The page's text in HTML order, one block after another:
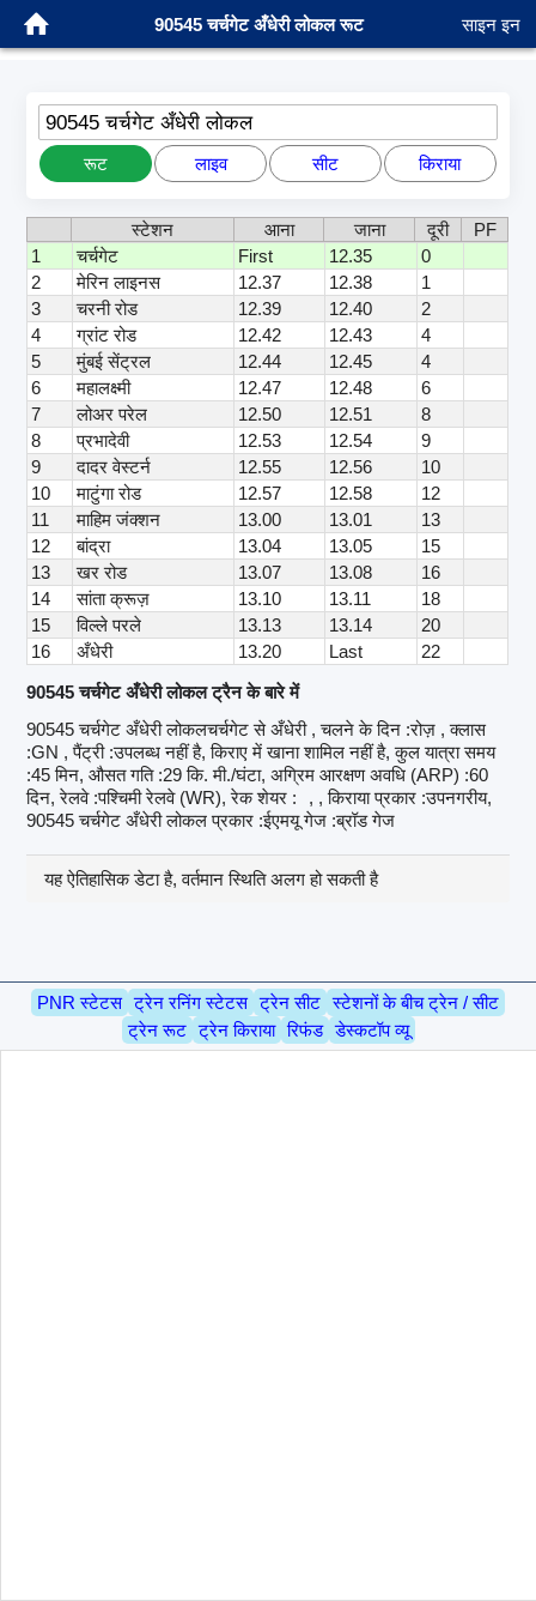
90545 चर्चगेट अँधेरी लोकल रूट साइन इन
90545 चर्चगेट अँधेरी लोकल
रूट लाइव सीट किराया
स्टेशन आना जाना दूरी
PF
1
चर्चगेट First 12.35
0
2
मेरिन लाइनस 12.37 12.38
1
3
चरनी रोड 12.39 12.40
2
4
ग्रांट रोड 12.42 12.43
4
5
मुंबई सेंट्रल 12.44 12.45
4
6
महालक्ष्मी 12.47 12.48
6
7
लोअर परेल 12.50 12.51
8
8
प्रभादेवी 12.53 12.54
9
9
दादर वेस्टर्न 12.55 12.56
10
10
माटुंगा रोड 12.57 12.58
12
11
माहिम जंक्शन 13.00 13.01
13
12
बांद्रा 13.04 13.05
15
13
खर रोड 13.07 13.08
16
14
सांता क्रूज़ 13.10 13.11
18
15
विल्ले परले 13.13 13.14
20
16
अँधेरी 13.20 Last
22
90545 चर्चगेट अँधेरी लोकल ट्रैन के बारे में
90545 चर्चगेट अँधेरी लोकलचर्चगेट से अँधेरी , चलने के दिन :रोज़ , क्लास
:GN , पैंट्री :उपलब्ध नहीं है, किराए में खाना शामिल नहीं है, कुल यात्रा समय
:45 मिन, औसत गति :29 कि. मी./घंटा, अग्रिम आरक्षण अवधि (ARP) :60
दिन, रेलवे :पश्चिमी रेलवे (WR), रेक शेयर :
, , किराया प्रकार :उपनगरीय,
90545 चर्चगेट अँधेरी लोकल प्रकार :ईएमयू गेज :ब्रॉड गेज
यह ऐतिहासिक डेटा है, वर्तमान स्थिति अलग हो सकती है
PNR स्टेटस ट्रेन रनिंग स्टेटस ट्रेन सीट स्टेशनों के बीच ट्रेन / सीट
ट्रेन रूट ट्रेन किराया रिफंड डेस्कटॉप व्यू